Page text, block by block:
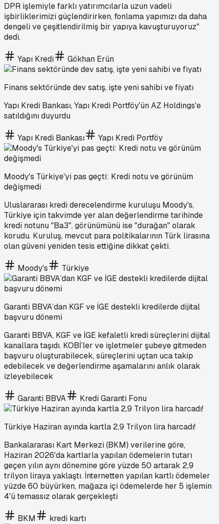
DPR işlemiyle farklı yatırımcılarla uzun vadeli
işbirliklerimizi güçlendirirken, fonlama yapımızı da daha
dengeli ve çeşitlendirilmiş bir yapıya kavuşturuyoruz"
dedi.
Yapı Kredi Gökhan Erün
Finans sektöründe dev satış, işte yeni sahibi ve fiyatı
Yapı Kredi Bankası, Yapı Kredi Portföy'ün AZ Holdings'e
satıldığını duyurdu
Yapı Kredi Bankası Yapı Kredi Portföy
Moody's Türkiye'yi pas geçti: Kredi notu ve görünüm
değişmedi
Uluslararası kredi derecelendirme kuruluşu Moody's,
Türkiye için takvimde yer alan değerlendirme tarihinde
kredi notunu "Ba3", görünümünü ise "durağan" olarak
korudu. Kuruluş, mevcut para politikalarının Türk lirasına
olan güveni yeniden tesis ettiğine dikkat çekti.
Moody's Türkiye
Garanti BBVA’dan KGF ve İGE destekli kredilerde dijital
başvuru dönemi
Garanti BBVA, KGF ve İGE kefaletli kredi süreçlerini dijital
kanallara taşıdı. KOBİ’ler ve işletmeler şubeye gitmeden
başvuru oluşturabilecek, süreçlerini uçtan uca takip
edebilecek ve değerlendirme aşamalarını anlık olarak
izleyebilecek
Garanti BBVA Kredi Garanti Fonu
Türkiye Haziran ayında kartla 2,9 Trilyon lira harcadı!
Bankalararası Kart Merkezi (BKM) verilerine göre,
Haziran 2026'da kartlarla yapılan ödemelerin tutarı
geçen yılın aynı dönemine göre yüzde 50 artarak 2,9
trilyon liraya yaklaştı. İnternetten yapılan kartlı ödemeler
yüzde 60 büyürken, mağaza içi ödemelerde her 5 işlemin
4'ü temassız olarak gerçekleşti
BKM kredi kartı